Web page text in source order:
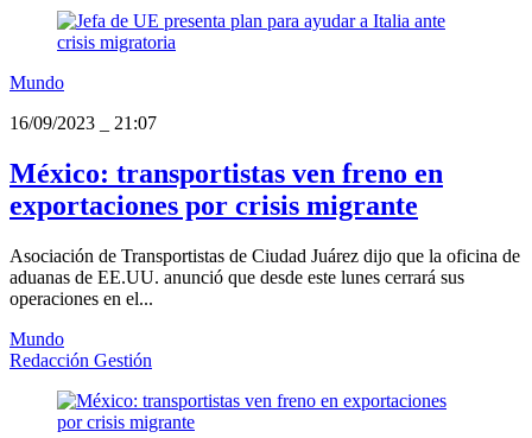
Mundo
16/09/2023
21:07
México: transportistas ven freno en
exportaciones por crisis migrante
Asociación de Transportistas de Ciudad Juárez dijo que la oficina de
aduanas de EE.UU. anunció que desde este lunes cerrará sus
operaciones en el...
Mundo
Redacción Gestión